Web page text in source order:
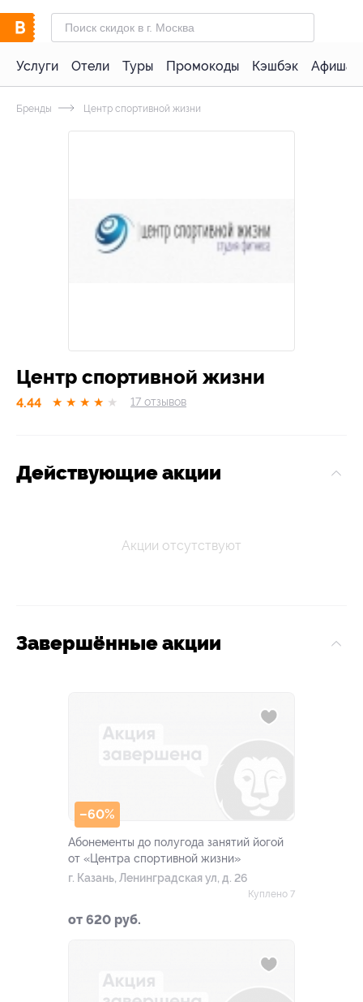
Услуги Отели Туры Промокоды Кэшбэк Афиша
Бренды Центр спортивной жизни
Центр спортивной жизни
4.44 ★ ★ ★ ★ ★ 17 отзывов
Действующие акции
Акции отсутствуют
Завершённые акции
–60%
Абонементы до полугода занятий йогой
от «Центра спортивной жизни»
г. Казань, Ленинградская ул, д. 26
от 620 руб.
Куплено 7